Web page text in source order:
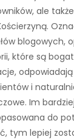
ale
blogowych,
które są
i
Im bardziej
do
tym lepiej